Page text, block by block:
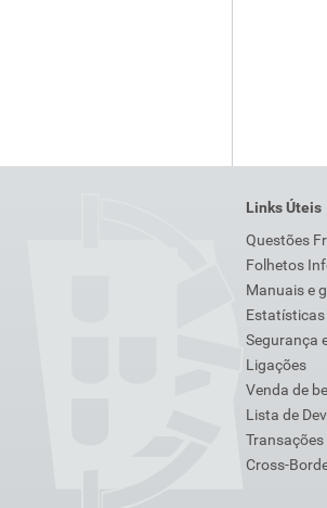
Links Úteis
Questões
Folhetos
Manuais e
Estatísticas
Segurança
Ligações
Venda de
Lista de
Cross-